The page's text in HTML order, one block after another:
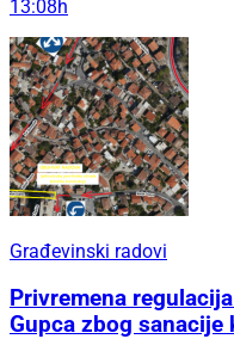
13:08h
Građevinski radovi
Privremena
Gupca zbog sanacije